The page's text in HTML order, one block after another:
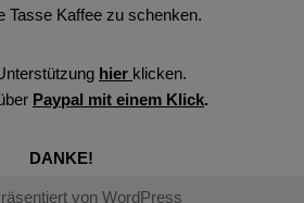
Tasse Kaffee zu schenken.
hier klicken.
Paypal mit einem Klick.
DANKE!
von WordPress